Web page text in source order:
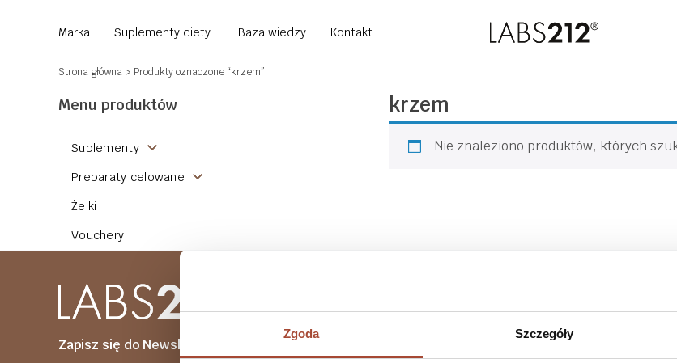
Zgoda Szczegóły
Marka Suplementy diety Baza wiedzy Kontakt
Strona główna > Produkty oznaczone “krzem”
Menu produktów
Suplementy
Preparaty celowane
Żelki
Vouchery
krzem
Nie znaleziono produktów, których
Zapisz się do Newslettera